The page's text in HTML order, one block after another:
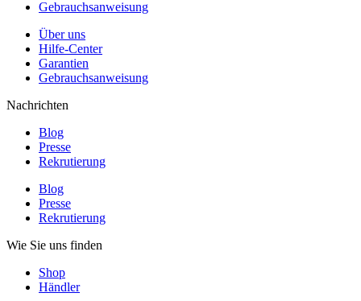
Gebrauchsanweisung
Über uns
Hilfe-Center
Garantien
Gebrauchsanweisung
Nachrichten
Blog
Presse
Rekrutierung
Blog
Presse
Rekrutierung
Wie Sie uns finden
Shop
Händler